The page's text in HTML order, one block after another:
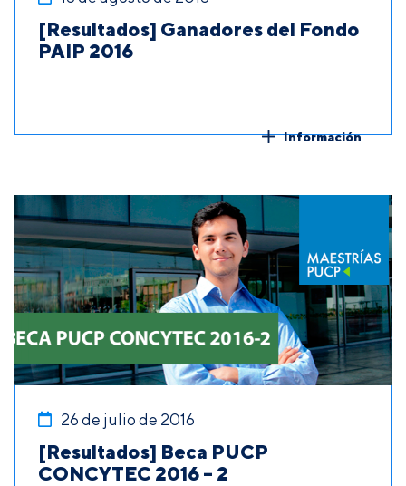
[Resultados] Ganadores del Fondo
PAIP 2016
Información
26 de julio de 2016
[Resultados] Beca PUCP
CONCYTEC 2016 – 2